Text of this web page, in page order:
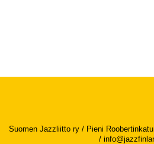
Suomen Jazzliitto ry / Pieni
/